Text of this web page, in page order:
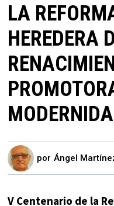
LA
HEREDERA
por Ángel
V Centenario de la